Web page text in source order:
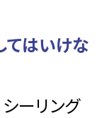
てはいけな
ーリング